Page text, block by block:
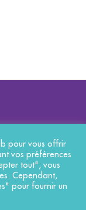
pour vous offrir
vos préférences
tout", vous
Cependant,
pour fournir un